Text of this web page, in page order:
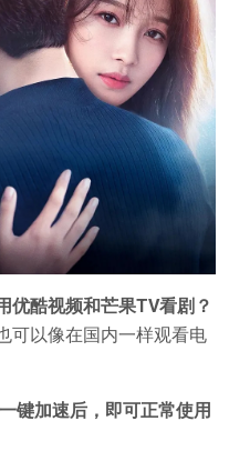
优酷视频和芒果TV看剧？
可以像在国内一样观看电
键加速后，即可正常使用